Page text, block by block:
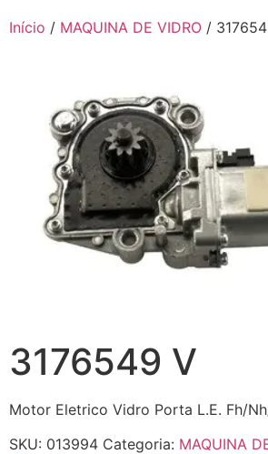
Início / MAQUINA DE VIDRO /
3176549 V
Motor Eletrico Vidro Porta L.E. Fh/
SKU: 013994 Categoria: MAQUINA